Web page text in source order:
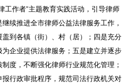
工作者”主题教育实践活动，引导律师
续推进全市律师公益法律服务工作，
到各镇（街）、村（居）；四是充分
企业提供法律服务；五是建立并逐步
度，不断强化律师行业规范化管理；
行政审批程序，规范司法行政机关对